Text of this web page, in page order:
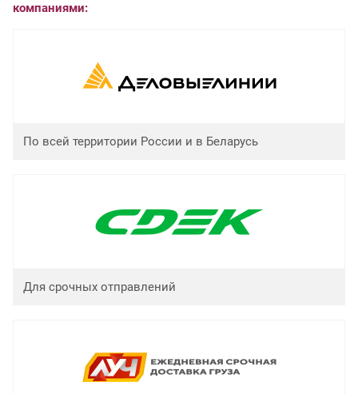
компаниями:
По всей территории России и в Беларусь
Для срочных отправлений